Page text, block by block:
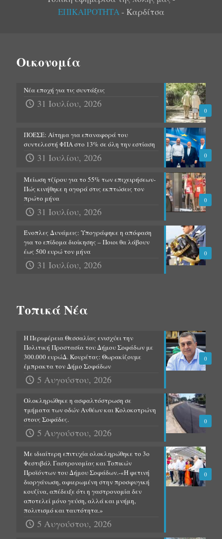
ΕΠΙΚΑΙΡΟΤΗΤΑ- Καρδίτσα
Οικονομία
0
Νέα εποχή για τις συντάξεις
31 Ιουλίου, 2026
0
ΠΟΕΣΕ: Αίτημα για επαναφορά του
συντελεστή ΦΠΑ στο 13% σε όλη την εστίαση
31 Ιουλίου, 2026
0
Μείωση τζίρου για το 55% των επιχειρήσεων-
Πώς κινήθηκε η αγορά στις εκπτώσεις τον
πρώτο μήνα
31 Ιουλίου, 2026
0
Ένοπλες Δυνάμεις: Υπογράφηκε η απόφαση
για το επίδομα διοίκησης – Ποιοι θα λάβουν
έως 500 ευρώ τον μήνα
31 Ιουλίου, 2026
Τοπικά Νέα
0
Η Περιφέρεια Θεσσαλίας ενισχύει την
Πολιτική Προστασία του Δήμου Σοφάδων με
300.000 ευρώΔ. Κουρέτας: Θωρακίζουμε
έμπρακτα τον Δήμο Σοφάδων
5 Αυγούστου, 2026
0
Ολοκληρώθηκε η ασφαλτόστρωση σε
τμήματα των οδών Ανθέων και Κολοκοτρώνη
στους Σοφάδες.
5 Αυγούστου, 2026
0
Με ιδιαίτερη επιτυχία ολοκληρώθηκε το 3ο
Φεστιβάλ Γαστρονομίας και Τοπικών
Προϊόντων του Δήμου Σοφάδων.-«Η φετινή
διοργάνωση, αφιερωμένη στην προσφυγική
κουζίνα, απέδειξε ότι η γαστρονομία δεν
αποτελεί μόνο γεύση, αλλά και μνήμη,
πολιτισμό και ταυτότητα.»
5 Αυγούστου, 2026